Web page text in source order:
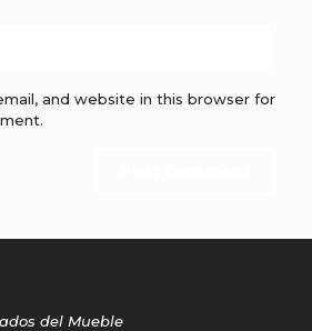
and website in this browser for
del Mueble